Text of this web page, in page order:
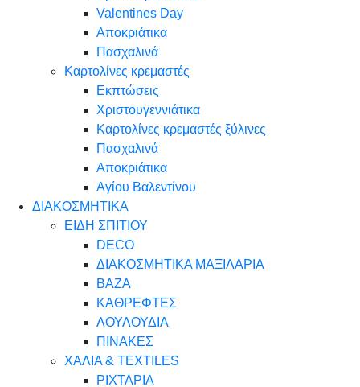
Valentines Day
Αποκριάτικα
Πασχαλινά
Καρτολίνες κρεμαστές
Εκπτώσεις
Χριστουγεννιάτικα
Καρτολίνες κρεμαστές ξύλινες
Πασχαλινά
Αποκριάτικα
Αγίου Βαλεντίνου
ΔΙΑΚΟΣΜΗΤΙΚΑ
ΕΙΔΗ ΣΠΙΤΙΟΥ
DECO
ΔΙΑΚΟΣΜΗΤΙΚΑ ΜΑΞΙΛΑΡΙΑ
ΒΑΖΑ
ΚΑΘΡΕΦΤΕΣ
ΛΟΥΛΟΥΔΙΑ
ΠΙΝΑΚΕΣ
ΧΑΛΙΑ & TEXTILES
ΡΙΧΤΑΡΙΑ